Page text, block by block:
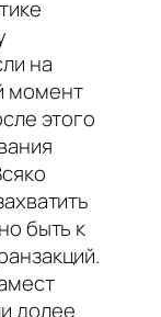
на
момент
этого
быть к
долее